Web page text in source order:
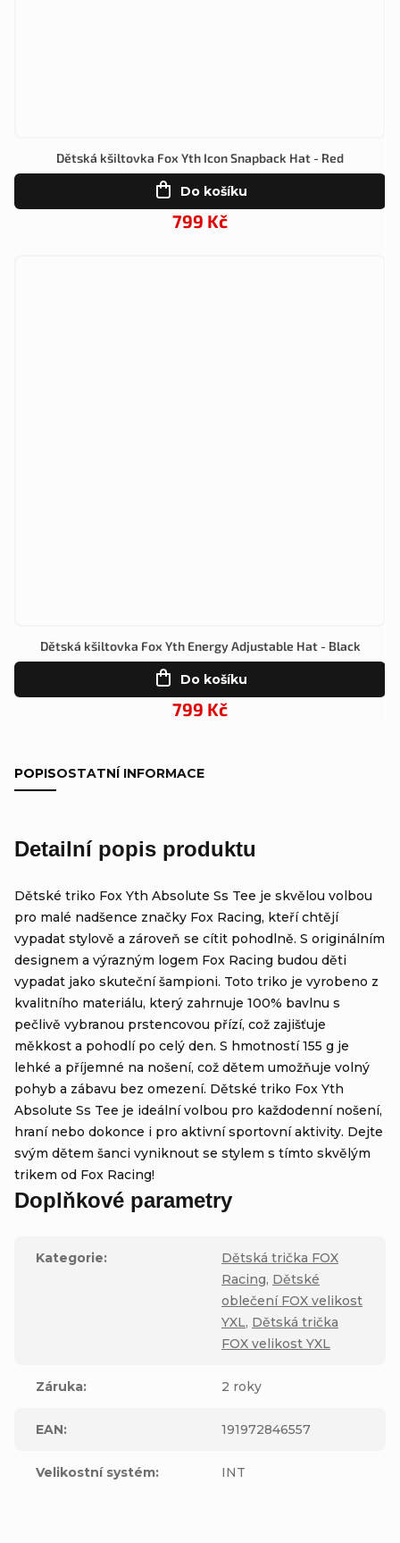
Dětská kšiltovka Fox Yth Icon Snapback Hat - Red
799 Kč
Do košíku
Dětská kšiltovka Fox Yth Energy Adjustable Hat - Black
799 Kč
Do košíku
POPISOSTATNÍ INFORMACE
Detailní popis produktu
Dětské triko Fox Yth Absolute Ss Tee je skvělou volbou
pro malé nadšence značky Fox Racing, kteří chtějí
vypadat stylově a zároveň se cítit pohodlně. S originálním
designem a výrazným logem Fox Racing budou děti
vypadat jako skuteční šampioni. Toto triko je vyrobeno z
kvalitního materiálu, který zahrnuje 100% bavlnu s
pečlivě vybranou prstencovou přízí, což zajišťuje
měkkost a pohodlí po celý den. S hmotností 155 g je
lehké a příjemné na nošení, což dětem umožňuje volný
pohyb a zábavu bez omezení. Dětské triko Fox Yth
Absolute Ss Tee je ideální volbou pro každodenní nošení,
hraní nebo dokonce i pro aktivní sportovní aktivity. Dejte
svým dětem šanci vyniknout se stylem s tímto skvělým
trikem od Fox Racing!
Doplňkové parametry
Kategorie:
Dětská trička FOX
Racing, Dětské
oblečení FOX velikost
YXL, Dětská trička
FOX velikost YXL
Záruka: 2 roky
EAN: 191972846557
Velikostní systém: INT